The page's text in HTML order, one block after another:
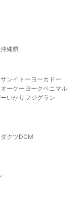
沖縄県
ンイトーヨーカドー
オーケー ヨークベニマル
いかり フジグラン
クツDCM